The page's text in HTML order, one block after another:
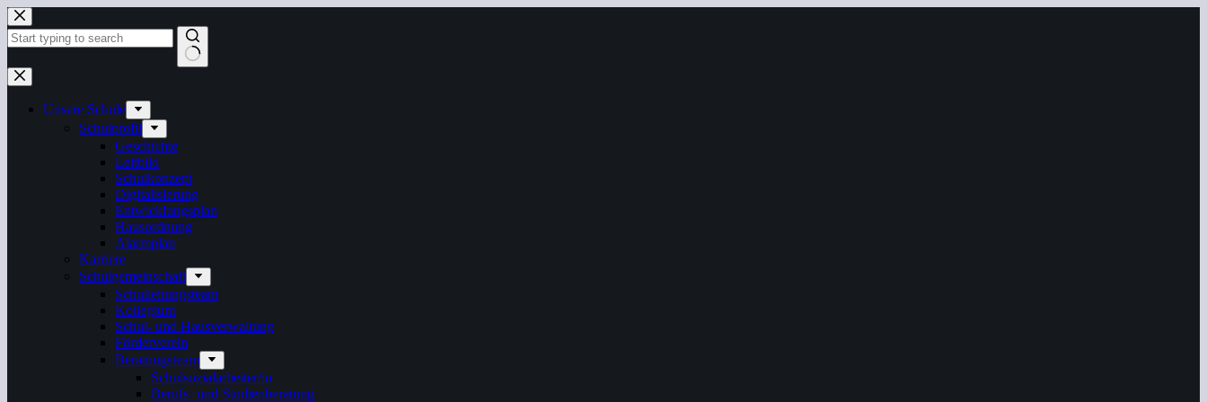
Zum
Inhalt
springen
Keine
Ergebnisse
Unsere Schule
Schulprofil
Geschichte
Leitbild
Schulkonzept
Digitalisierung
Entwicklungsplan
Hausordnung
Alarmplan
Karriere
Schulgemeinschaft
Schulleitungsteam
Kollegium
Schul- und Hausverwaltung
Förderverein
Beratungsteam
Schulsozialarbeiter/in
Berufs- und Studienberatung